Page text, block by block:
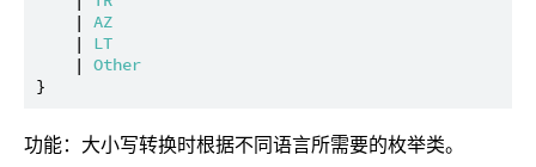
    |
AZ
    |
LT
    |
Other
功能：大小写转换时根据不同语言所需要的枚举类。